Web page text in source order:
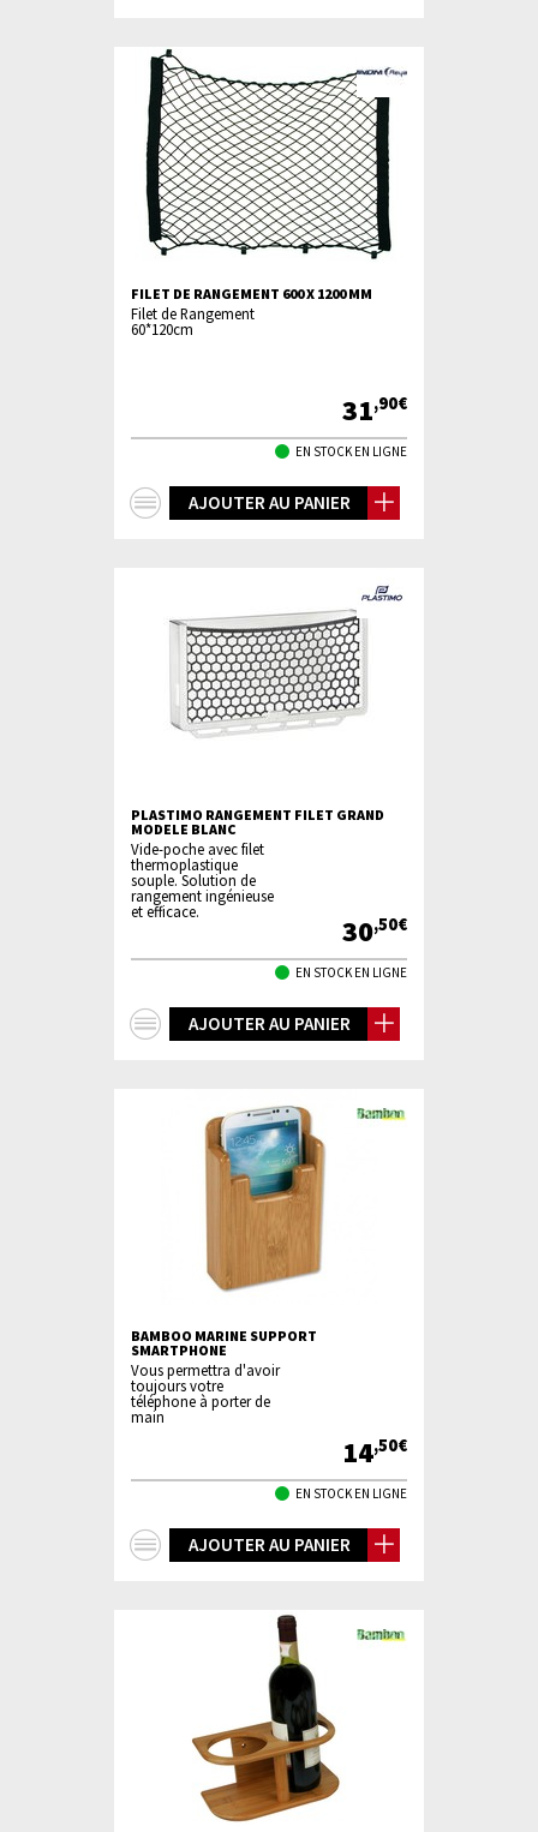
FILET DE RANGEMENT 600 X 1200 MM
Filet de Rangement
60*120cm
31,90€
EN STOCK EN LIGNE
AJOUTER AU PANIER
PLASTIMO RANGEMENT FILET GRAND
MODELE BLANC
Vide-poche avec filet
thermoplastique
souple. Solution de
rangement ingénieuse
et efficace.
30,50€
EN STOCK EN LIGNE
AJOUTER AU PANIER
BAMBOO MARINE SUPPORT
SMARTPHONE
Vous permettra d'avoir
toujours votre
téléphone à porter de
main
14,50€
EN STOCK EN LIGNE
AJOUTER AU PANIER